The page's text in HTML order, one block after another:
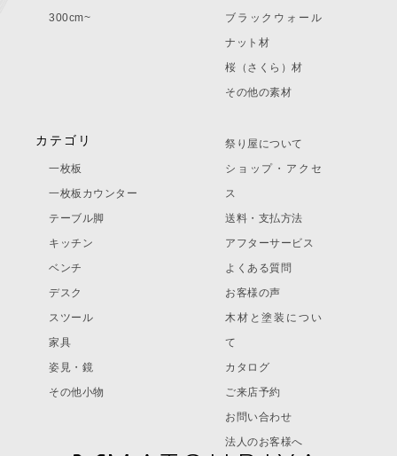
300cm~
ブラックウォール
ナット材
桜（さくら）材
その他の素材
カテゴリ
一枚板
一枚板カウンター
テーブル脚
キッチン
ベンチ
デスク
スツール
家具
姿見・鏡
その他小物
祭り屋について
ショップ・アクセ
ス
送料・支払方法
アフターサービス
よくある質問
お客様の声
木材と塗装につい
て
カタログ
ご来店予約
お問い合わせ
法人のお客様へ